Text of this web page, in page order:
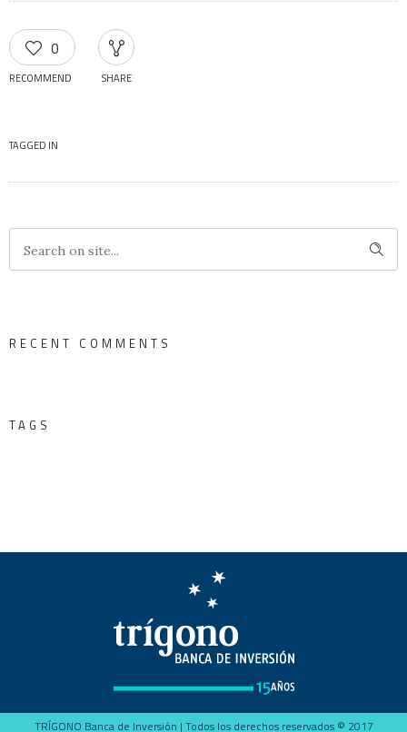
0
RECOMMEND SHARE
TAGGED IN
RECENT COMMENTS
TAGS
TRÍGONO Banca de Inversión | Todos los derechos reservados © 2017